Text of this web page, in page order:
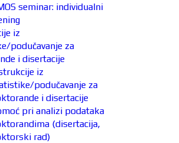
seminar: individualni
iz
podučavanje za
i disertacije
iz
podučavanje za
i disertacije
pri analizi podataka
(disertacija,
rad)